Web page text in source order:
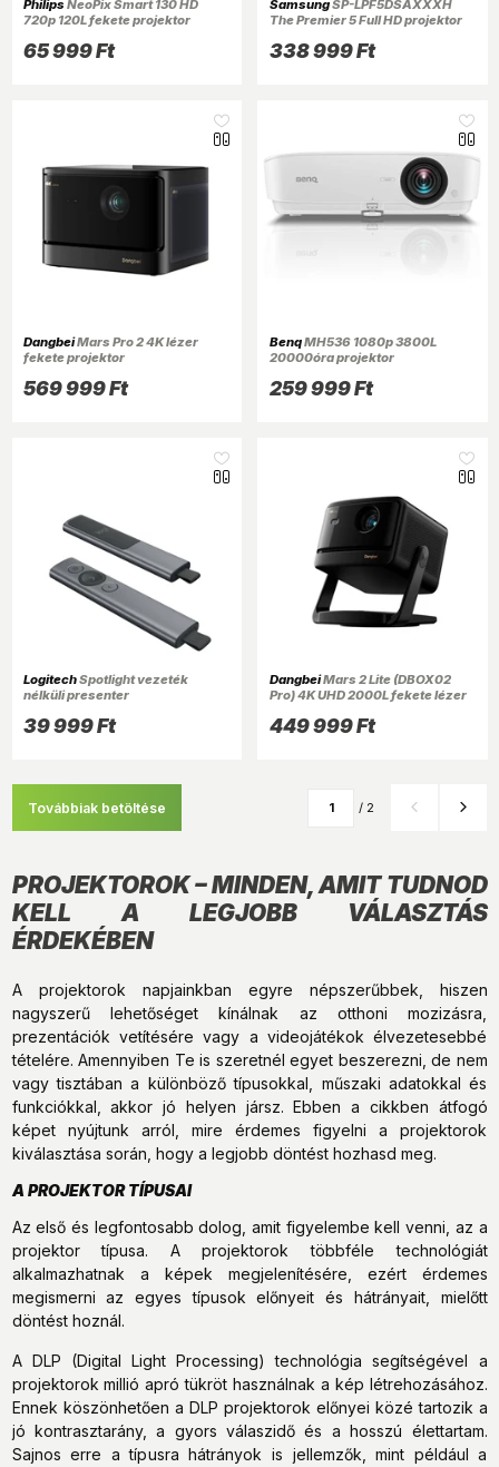
Philips NeoPix Smart 130 HD
720p 120L fekete projektor
65 999 Ft
SamsungSP-LPF5DSAXXXH
The Premier 5 Full HD projektor
338 999 Ft
DangbeiMars Pro 2 4K lézer
fekete projektor
569 999 Ft
BenqMH536 1080p 3800L
20000óra projektor
259 999 Ft
LogitechSpotlight vezeték
nélküli presenter
39 999 Ft
DangbeiMars 2 Lite (DBOX02
Pro) 4K UHD 2000L fekete lézer
449 999 Ft
Továbbiak betöltése / 2
PROJEKTOROK – MINDEN, AMIT TUDNOD
KELL A LEGJOBB VÁLASZTÁS
ÉRDEKÉBEN
A projektorok napjainkban egyre népszerűbbek, hiszen
nagyszerű lehetőséget kínálnak az otthoni mozizásra,
prezentációk vetítésére vagy a videojátékok élvezetesebbé
tételére. Amennyiben Te is szeretnél egyet beszerezni, de nem
vagy tisztában a különböző típusokkal, műszaki adatokkal és
funkciókkal, akkor jó helyen jársz. Ebben a cikkben átfogó
képet nyújtunk arról, mire érdemes figyelni a projektorok
kiválasztása során, hogy a legjobb döntést hozhasd meg.
A PROJEKTOR TÍPUSAI
Az első és legfontosabb dolog, amit figyelembe kell venni, az a
projektor típusa. A projektorok többféle technológiát
alkalmazhatnak a képek megjelenítésére, ezért érdemes
megismerni az egyes típusok előnyeit és hátrányait, mielőtt
döntést hoznál.
A DLP (Digital Light Processing) technológia segítségével a
projektorok millió apró tükröt használnak a kép létrehozásához.
Ennek köszönhetően a DLP projektorok előnyei közé tartozik a
jó kontrasztarány, a gyors válaszidő és a hosszú élettartam.
Sajnos erre a típusra hátrányok is jellemzők, mint például a